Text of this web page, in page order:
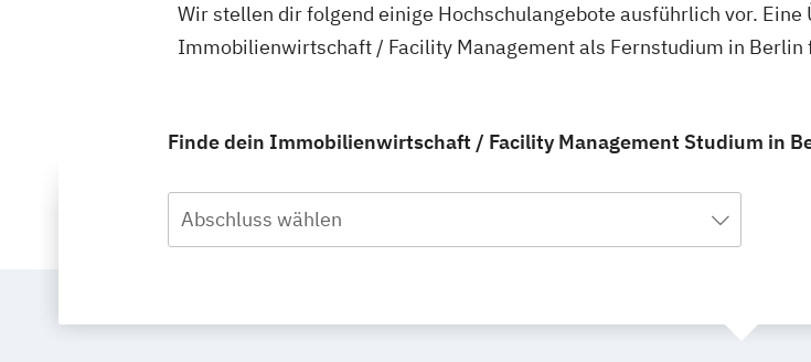
Wir stellen dir folgend einige Hochschulangebote ausführlich vor.
Immobilienwirtschaft / Facility Management als Fernstudium in
Finde dein Immobilienwirtschaft / Facility Management Studium in
Abschluss wählen